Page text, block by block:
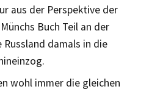
aus der Perspektive der
Buch Teil an der
damals in die
wohl immer die gleichen